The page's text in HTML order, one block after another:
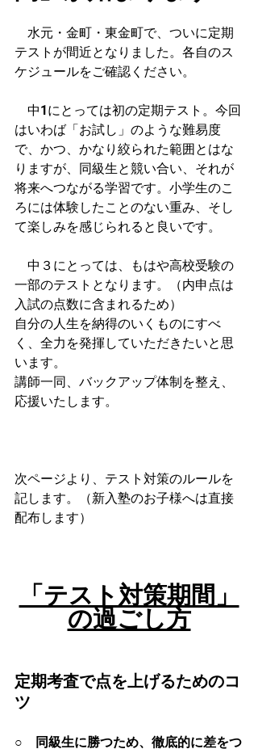
水元・金町・東金町で、ついに定期
テストが間近となりました。各自のス
ケジュールをご確認ください。
中1にとっては初の定期テスト。今回
はいわば「お試し」のような難易度
で、かつ、かなり絞られた範囲とはな
りますが、同級生と競い合い、それが
将来へつながる学習です。小学生のこ
ろには体験したことのない重み、そし
て楽しみを感じられると良いです。
中３にとっては、もはや高校受験の
一部のテストとなります。（内申点は
入試の点数に含まれるため）
自分の人生を納得のいくものにすべ
く、全力を発揮していただきたいと思
います。
講師一同、バックアップ体制を整え、
応援いたします。
次ページより、テスト対策のルールを
記します。（新入塾のお子様へは直接
配布します）
「テスト対策期間」
の過ごし方
定期考査で点を上げるためのコ
ツ
○　同級生に勝つため、徹底的に差をつ